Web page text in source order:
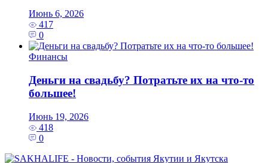
Июнь 6, 2026
417
0
Финансы
Деньги на свадьбу? Потратьте их на что‑то
большее!
Июнь 19, 2026
418
0